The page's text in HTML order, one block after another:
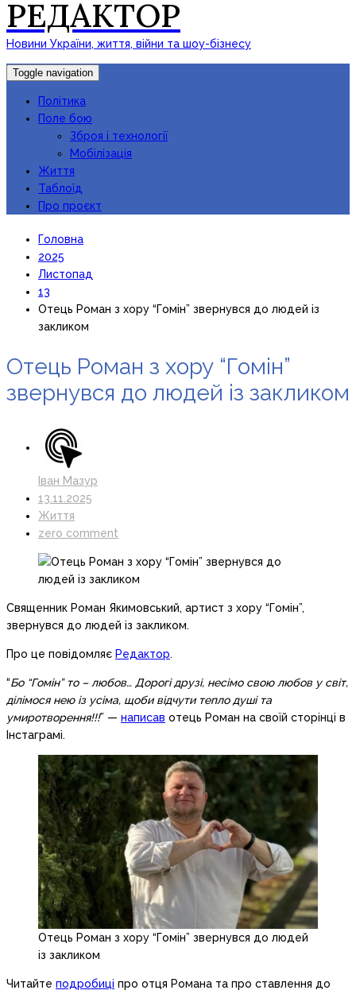
РЕДАКТОР
Новини України, життя, війни та шоу-бізнесу
Toggle navigation
Політика
Поле бою
Зброя і технології
Мобілізація
Життя
Таблоїд
Про проєкт
Головна
2025
Листопад
13
Отець Роман з хору “Гомін” звернувся до людей із
закликом
Отець Роман з хору “Гомін”
звернувся до людей із закликом
Іван Мазур
13.11.2025
Життя
zero comment
Священник Роман Якимовський, артист з хору “Гомін”,
звернувся до людей із закликом.
Про це повідомляє Редактор.
“Бо “Гомін” то – любов… Дорогі друзі, несімо свою любов у світ,
ділімося нею із усіма, щоби відчути тепло душі та
умиротворення!!!” — написав отець Роман на своїй сторінці в
Інстаграмі.
Отець Роман з хору “Гомін” звернувся до людей
із закликом
Читайте подробиці про отця Романа та про ставлення до